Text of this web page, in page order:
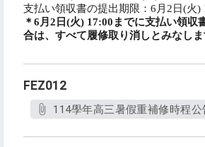
支払い領収書の提出期限：6月2日(火)
＊6月2日(火) 17:00までに支払い領収
合は、すべて履修取り消しとみなしま
FEZ012
114學年高三暑假重補修時程